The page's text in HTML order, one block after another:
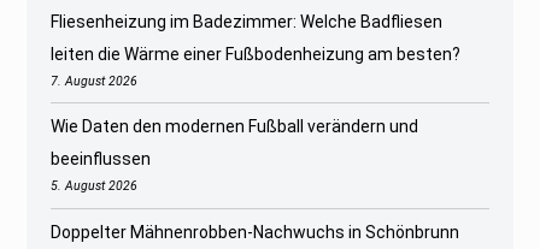
Fliesenheizung im Badezimmer: Welche Badfliesen
leiten die Wärme einer Fußbodenheizung am besten?
7. August 2026
Wie Daten den modernen Fußball verändern und
beeinflussen
5. August 2026
Doppelter Mähnenrobben-Nachwuchs in Schönbrunn